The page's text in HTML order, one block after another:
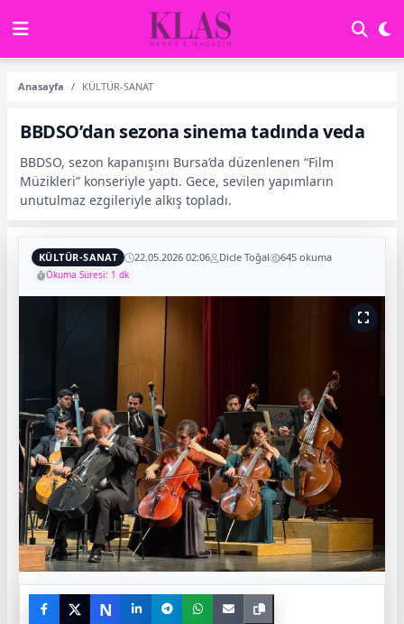
Anasayfa KÜLTÜR-SANAT
BBDSO’dan sezona sinema tadında veda
BBDSO, sezon kapanışını Bursa’da düzenlenen “Film
Müzikleri” konseriyle yaptı. Gece, sevilen yapımların
unutulmaz ezgileriyle alkış topladı.
KÜLTÜR-SANAT 22.05.2026 02:06 Dicle Toğal 645 okuma
Okuma Süresi: 1 dk
N